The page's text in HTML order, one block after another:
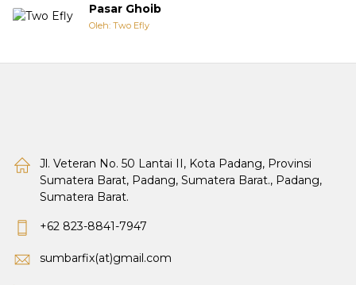
Pasar Ghoib
Oleh: Two Efly
Jl. Veteran No. 50 Lantai II, Kota Padang, Provinsi
Sumatera Barat, Padang, Sumatera Barat., Padang,
Sumatera Barat.
+62 823-8841-7947
sumbarfix(at)gmail.com